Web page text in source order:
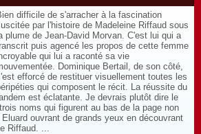
difficile de s'arracher à la fascination
par l'histoire de Madeleine Riffaud sous
plume de Jean-David Morvan. C'est lui qui a
puis agencé les propos de cette femme
qui lui a raconté sa vie
Dominique Bertail, de son côté,
efforcé de restituer visuellement toutes les
qui composent le récit. La réussite du
est éclatante. Je devrais plutôt dire le
noms qui figurent au bas de la page non
ouvrant de grands yeux en découvrant
Riffaud. ...